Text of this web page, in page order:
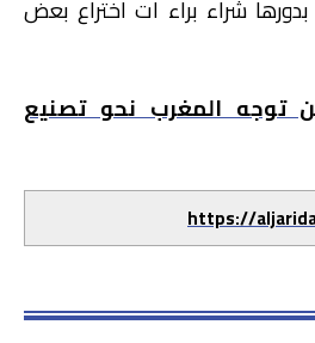
بدورها شراء براء ات اختراع بعض
https://